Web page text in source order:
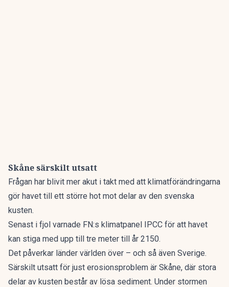
Skåne särskilt utsatt
Frågan har blivit mer akut i takt med att klimatförändringarna
gör havet till ett större hot mot delar av den svenska
kusten.
Senast i fjol varnade FN:s klimatpanel IPCC för att havet
kan stiga med upp till tre meter till år 2150.
Det påverkar länder världen över – och så även Sverige.
Särskilt utsatt för just erosionsproblem är Skåne, där stora
delar av kusten består av lösa sediment. Under stormen